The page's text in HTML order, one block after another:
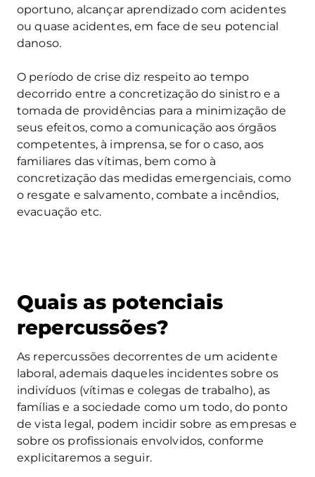
oportuno, alcançar aprendizado com acidentes
ou quase acidentes, em face de seu potencial
danoso.
O período de crise diz respeito ao tempo
decorrido entre a concretização do sinistro e a
tomada de providências para a minimização de
seus efeitos, como a comunicação aos órgãos
competentes, à imprensa, se for o caso, aos
familiares das vítimas, bem como à
concretização das medidas emergenciais, como
o resgate e salvamento, combate a incêndios,
evacuação etc.
Quais as potenciais
repercussões?
As repercussões decorrentes de um acidente
laboral, ademais daqueles incidentes sobre os
indivíduos (vítimas e colegas de trabalho), as
famílias e a sociedade como um todo, do ponto
de vista legal, podem incidir sobre as empresas e
sobre os profissionais envolvidos, conforme
explicitaremos a seguir.